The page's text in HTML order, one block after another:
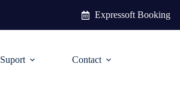
Expressoft Booking
Suport Contact